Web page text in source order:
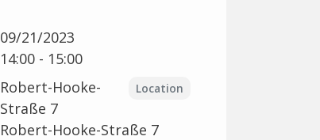
09/21/2023
14:00 - 15:00
Location
Robert-Hooke-
Straße 7
Robert-Hooke-Straße 7